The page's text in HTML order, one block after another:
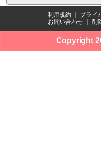
利用規約 プライ
お問い合わせ
削
Copyright